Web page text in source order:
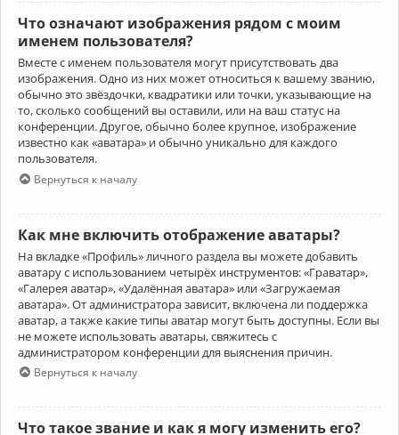
Что означают изображения рядом с моим
именем пользователя?
Вместе с именем пользователя могут присутствовать два
изображения. Одно из них может относиться к вашему званию,
обычно это звёздочки, квадратики или точки, указывающие на
то, сколько сообщений вы оставили, или на ваш статус на
конференции. Другое, обычно более крупное, изображение
известно как «аватара» и обычно уникально для каждого
пользователя.
Вернуться к началу
Как мне включить отображение аватары?
На вкладке «Профиль» личного раздела вы можете добавить
аватару с использованием четырёх инструментов: «Граватар»,
«Галерея аватар», «Удалённая аватара» или «Загружаемая
аватара». От администратора зависит, включена ли поддержка
аватар, а также какие типы аватар могут быть доступны. Если вы
не можете использовать аватары, свяжитесь с
администратором конференции для выяснения причин.
Вернуться к началу
Что такое звание и как я могу изменить его?